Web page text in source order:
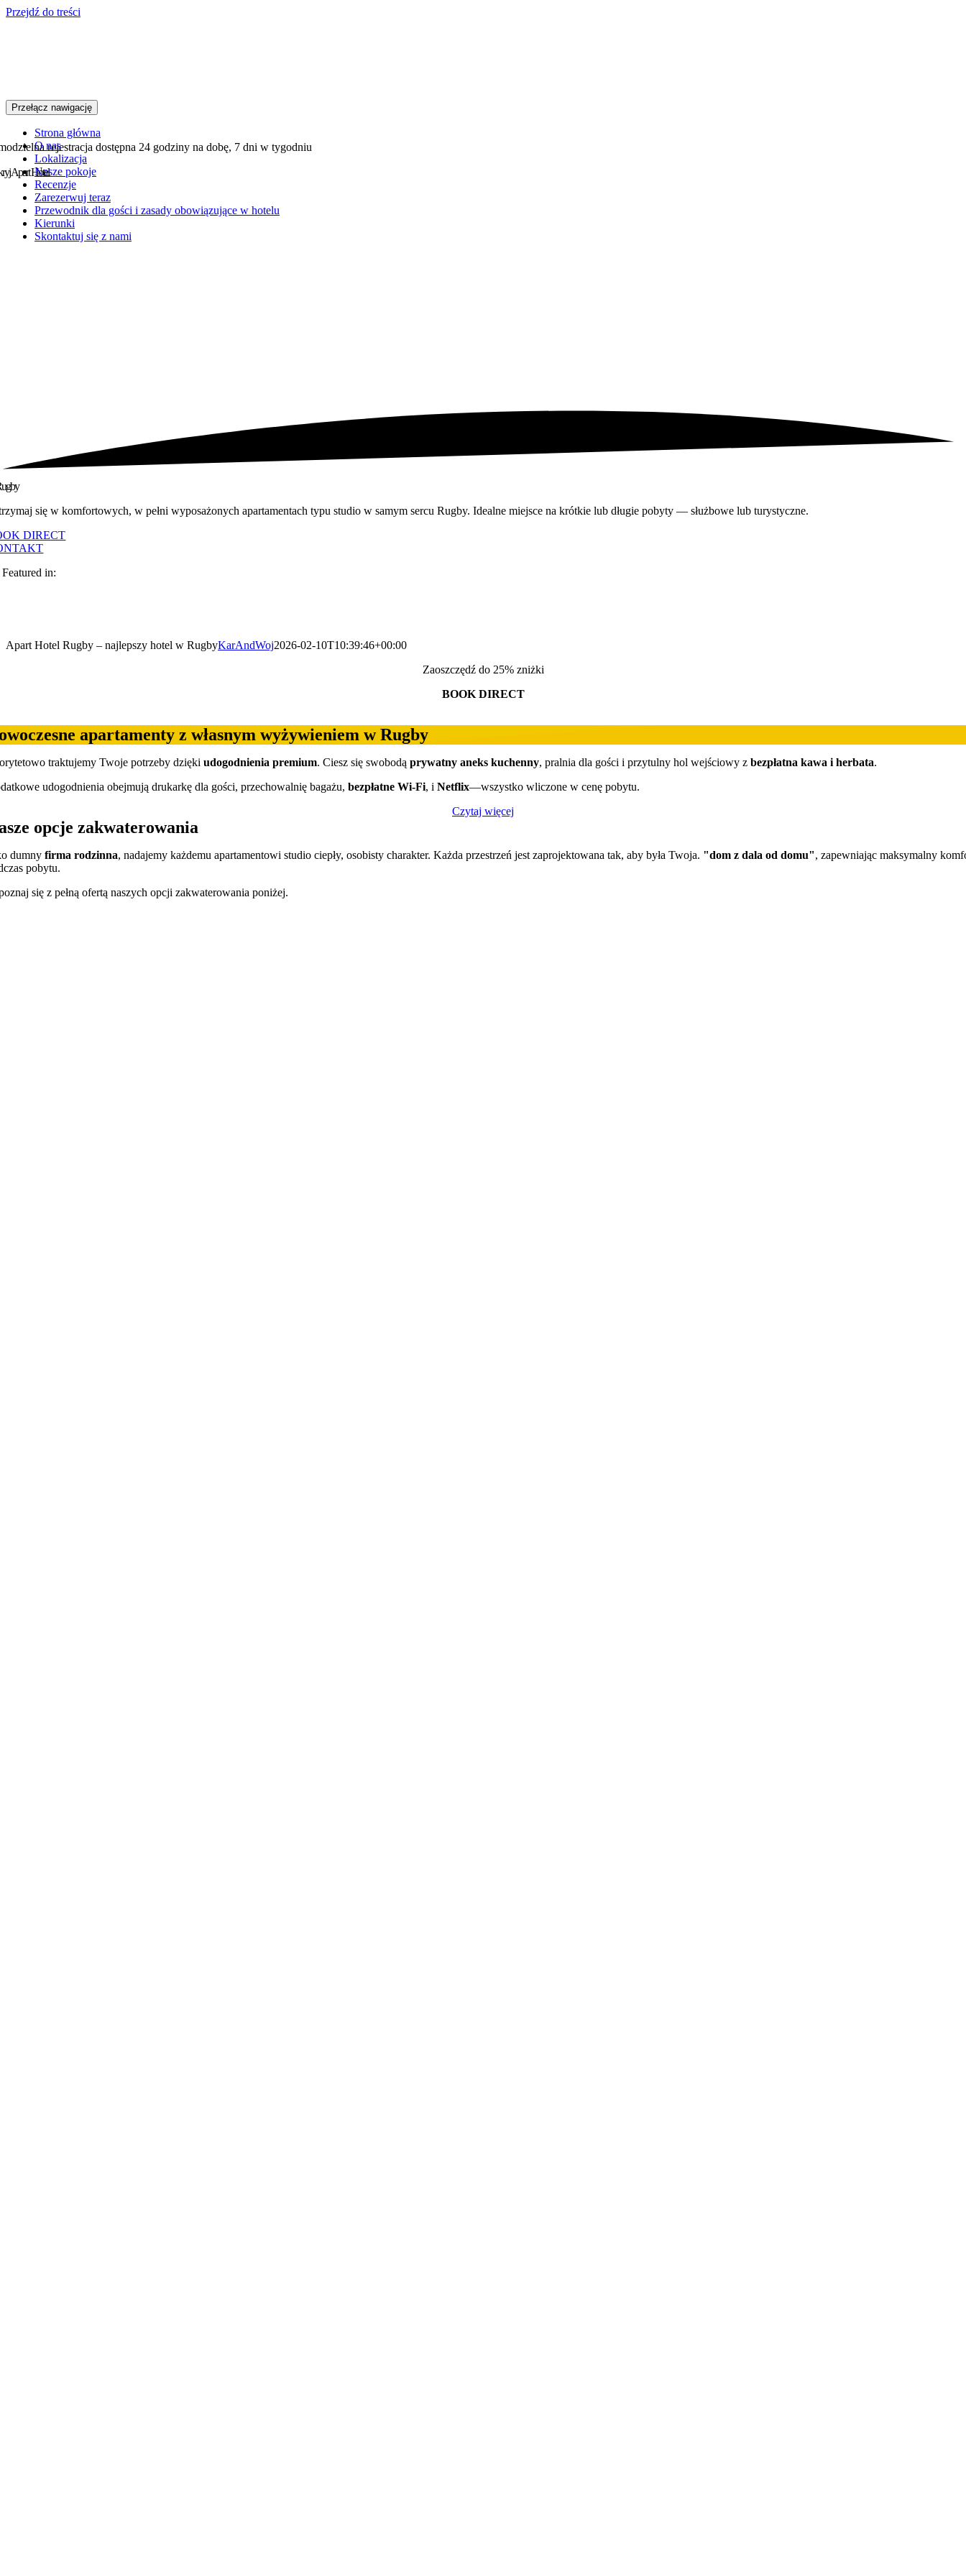
Przejdź do treści
Przełącz nawigację
Strona główna
O nas
Lokalizacja
Nasze pokoje
Recenzje
Zarezerwuj teraz
Przewodnik dla gości i zasady obowiązujące w hotelu
Kierunki
Skontaktuj się z nami
rejestracja dostępna 24 godziny na dobę, 7 dni w tygodniu
Apart Hotel
się w komfortowych, w pełni wyposażonych apartamentach typu studio w samym sercu Rugby. Idealne miejsce na krótkie lub długie pobyty — służbowe lub turystyczne.
DIRECT
in:
Apart Hotel Rugby – najlepszy hotel w RugbyKarAndWoj2026-02-10T10:39:46+00:00
Zaoszczędź do 25% zniżki
BOOK DIRECT
apartamenty z własnym wyżywieniem w Rugby
traktujemy Twoje potrzeby dziękiudogodnienia premium. Ciesz się swobodąprywatny aneks kuchenny, pralnia dla gości i przytulny hol wejściowy zbezpłatna kawa i herbata.
udogodnienia obejmują drukarkę dla gości, przechowalnię bagażu,bezpłatne Wi-Fi, iNetflix—wszystko wliczone w cenę pobytu.
Czytaj więcej
opcje zakwaterowania
dumnyfirma rodzinna, nadajemy każdemu apartamentowi studio ciepły, osobisty charakter. Każda przestrzeń jest zaprojektowana tak, aby była Twoja. "dom z dala od domu", zapewniając maksymalny
pobytu.
się z pełną ofertą naszych opcji zakwaterowania poniżej.